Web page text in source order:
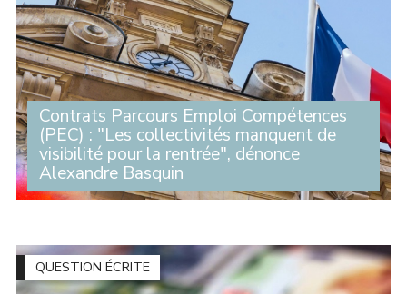
Contrats Parcours Emploi Compétences
(PEC) : "Les collectivités manquent de
visibilité pour la rentrée", dénonce
Alexandre Basquin
Alerté par plusieurs maires du département du Nord
Farandou, par courrier sur l’avenir (...)
QUESTION ÉCRITE